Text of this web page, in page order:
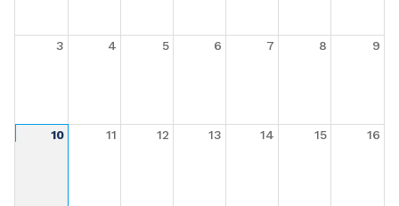
3 4 5 6 7 8 9
10 11 12 13 14 15 16